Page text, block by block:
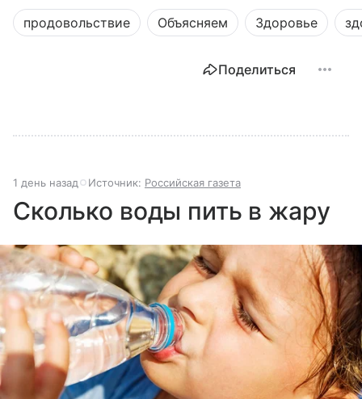
продовольствие Объясняем Здоровье
Поделиться
1 день назад Источник: Российская газета
Сколько воды пить в жару